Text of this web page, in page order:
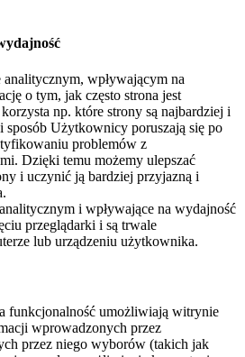
wpływającym na
o tym, jak często strona jest
np. które strony są najbardziej i
Użytkownicy poruszają się po
problemów z
Dzięki temu możemy ulepszać
i uczynić ją bardziej przyjazną i
i wpływające na wydajność
przeglądarki i są trwale
lub urządzeniu użytkownika.
funkcjonalność umożliwiają witrynie
wprowadzonych przez
przez niego wyborów (takich jak